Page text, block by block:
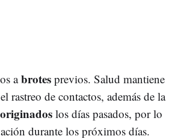
abrotes previos. Salud mantiene
rastreo de contactos, además de la
los días pasados, por lo
durante los próximos días.